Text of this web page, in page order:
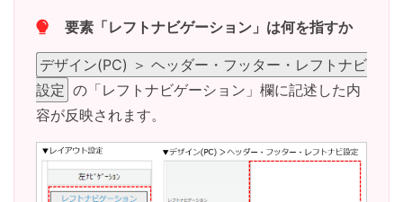
要素「レフトナビゲーション」は何を指すか
デザイン(PC) ＞ ヘッダー・フッター・レフトナビ
設定 の「レフトナビゲーション」欄に記述した内
容が反映されます。